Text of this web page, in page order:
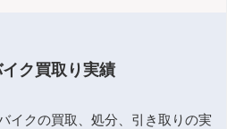
ク買取り実績
イクの買取、処分、引き取りの実